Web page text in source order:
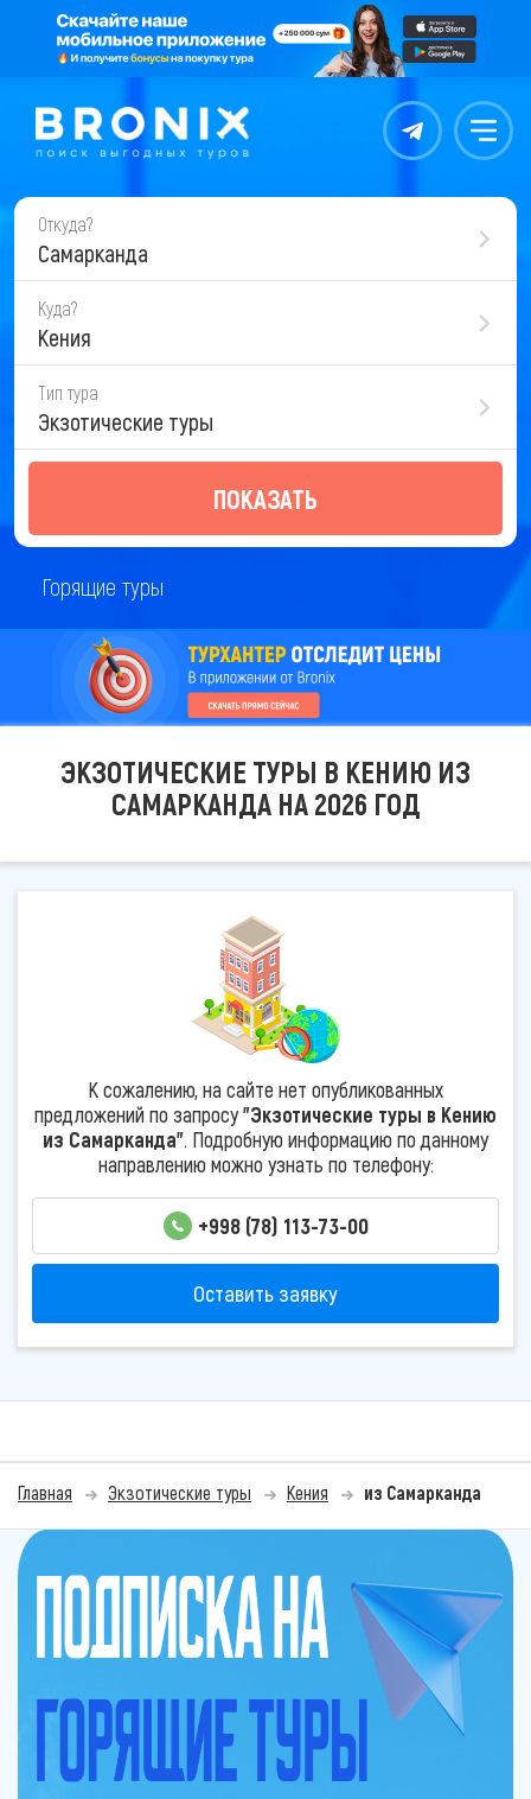
Контакты Меню
Откуда?
Самарканда
Куда?
Кения
Тип тура
Экзотические туры
ПОКАЗАТЬ
Горящие туры
ЭКЗОТИЧЕСКИЕ ТУРЫ В КЕНИЮ ИЗ
САМАРКАНДА НА 2026 ГОД
К сожалению, на сайте нет опубликованных
предложений по запросу"Экзотические туры в Кению
из Самарканда". Подробную информацию по данному
направлению можно узнать по телефону:
+998 (78) 113-73-00
Оставить заявку
Главная Экзотические туры Кения из Самарканда